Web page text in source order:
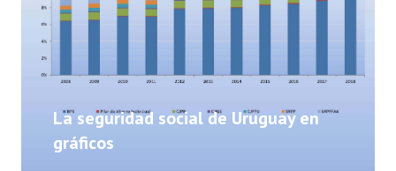
La seguridad social de Uruguay en
gráficos